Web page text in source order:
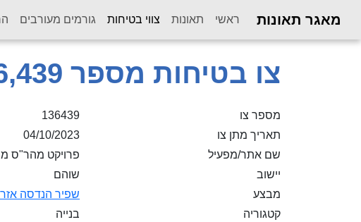
מאגר תאונות ראשי תאונות צווי בטיחות
(current) גורמים מעורבים
צו בטיחות מספר 136,439
מספר צו
136439
תאריך מתן צו
04/10/2023
שם אתר/מפעיל
פרויקט מהר"ס
יישוב
שוהם
מבצע
שפיר הנדסה
קטגוריה
בנייה